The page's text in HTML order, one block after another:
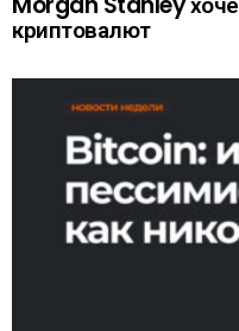
криптовалют